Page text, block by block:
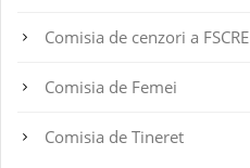
Comisia de cenzori a FSCRE
Comisia de Femei
Comisia de Tineret